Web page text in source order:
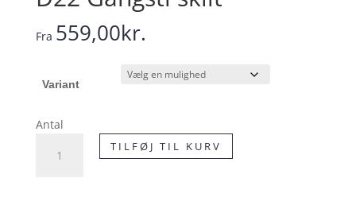
Fra 559,00kr.
Variant
Antal
Gangsti
TILFØJ TIL KURV